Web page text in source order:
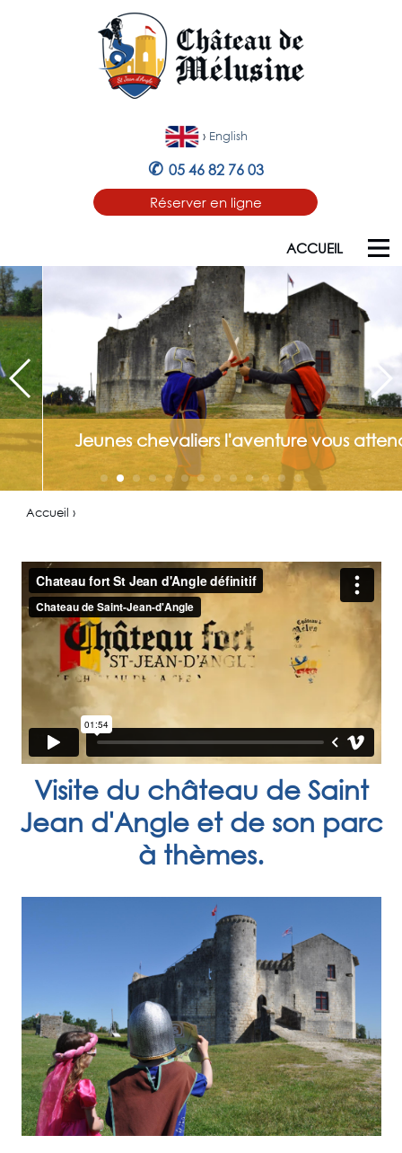
› English
✆ 05 46 82 76 03
Réserver en ligne
ACCUEIL
Jeunes chevaliers l'aventure vous attend!
Accueil ›
Visite du château de Saint
Jean d'Angle et de son parc
à thèmes.